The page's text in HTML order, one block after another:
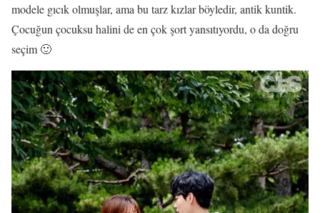
modele gıcık olmuşlar, ama bu tarz kızlar böyledir, antik kuntik.
Çocuğun çocuksu halini de en çok şort yansıtıyordu, o da doğru
seçim 🙂